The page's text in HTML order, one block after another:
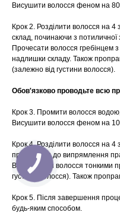
Висушити волосся феном на
Крок 2. Розділити волосся на
склад, починаючи з потиличної
Прочесати волосся гребінцем
надлишки складу. Також
(залежно від густини волосся).
Обов'язково проводьте всю
Крок 3. Промити волосся
Висушити волосся феном на
Крок 4. Розділити волосся на
приступити до випрямлення
Випрямляти волосся тонкими
густини волосся). Також
Крок 5. Після завершення
будь-яким способом.